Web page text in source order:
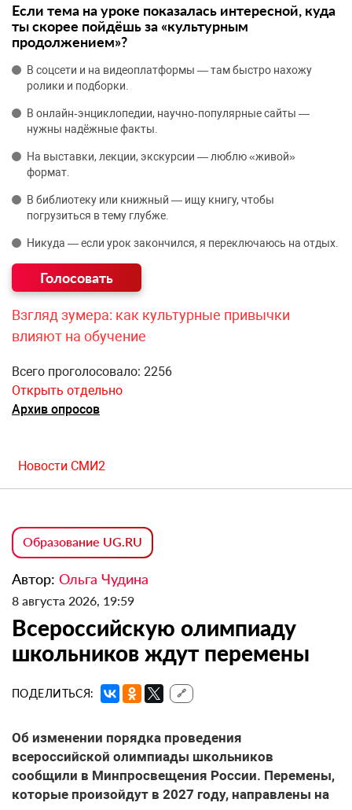
Если тема на уроке показалась интересной, куда
ты скорее пойдёшь за «культурным
продолжением»?
В соцсети и на видеоплатформы — там быстро нахожу
ролики и подборки.
В онлайн‑энциклопедии, научно‑популярные сайты —
нужны надёжные факты.
На выставки, лекции, экскурсии — люблю «живой»
формат.
В библиотеку или книжный — ищу книгу, чтобы
погрузиться в тему глубже.
Никуда — если урок закончился, я переключаюсь на отдых.
Взгляд зумера: как культурные привычки
влияют на обучение
Всего проголосовало: 2256
Открыть отдельно
Архив опросов
Новости СМИ2
Образование UG.RU
Автор: Ольга Чудина
8 августа 2026, 19:59
Всероссийскую олимпиаду
школьников ждут перемены
ПОДЕЛИТЬСЯ: 🔗
Об изменении порядка проведения
всероссийской олимпиады школьников
сообщили в Минпросвещения России. Перемены,
которые произойдут в 2027 году, направлены на